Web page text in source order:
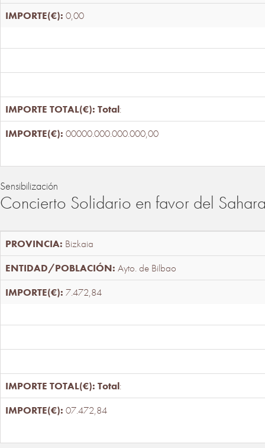
0,00
Total:
00000.000.000.000,00
Sensibilización
Concierto Solidario en favor del
Bizkaia
Ayto. de Bilbao
7.472,84
Total:
07.472,84